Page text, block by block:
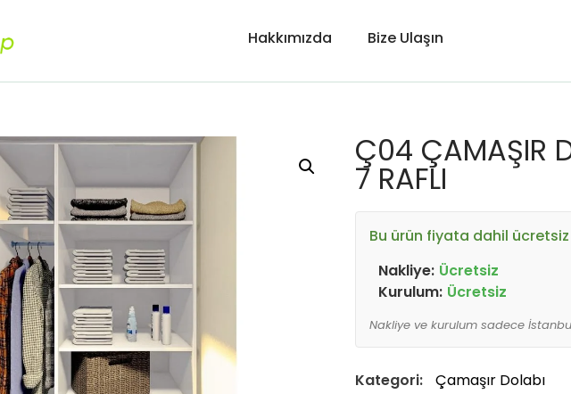
Hakkımızda Bize Ulaşın
Ç04 ÇAMAŞIR
7 RAFLI
Bu ürün fiyata dahil
Nakliye: Ücretsiz
Kurulum: Ücretsiz
Nakliye ve kurulum sadece
Kategori:
Çamaşır Dolabı